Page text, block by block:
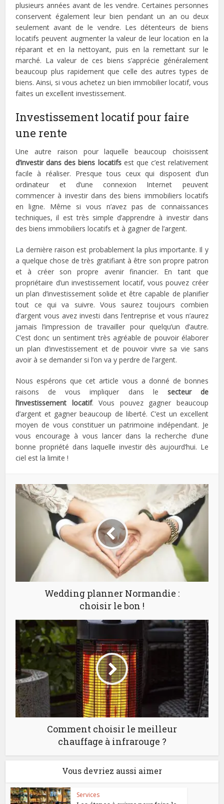
plusieurs années avant de les vendre. Certaines personnes
conservent également leur bien pendant un an ou deux
seulement avant de le vendre. Les détenteurs de biens
locatifs peuvent augmenter la valeur de leur location en la
réparant et en la nettoyant, puis en la remettant sur le
marché. La valeur de ces biens s’apprécie généralement
beaucoup plus rapidement que celle des autres types de
biens. Ainsi, si vous achetez un bien immobilier locatif, vous
faites un excellent investissement.
Investissement locatif pour faire
une rente
Une autre raison pour laquelle beaucoup choisissent
d’investir dans des biens locatifsest que c’est relativement
facile à réaliser. Presque tous ceux qui disposent d’un
ordinateur et d’une connexion Internet peuvent
commencer à investir dans des biens immobiliers locatifs
en ligne. Même si vous n’avez pas de connaissances
techniques, il est très simple d’apprendre à investir dans
des biens immobiliers locatifs et à gagner de l’argent.
La dernière raison est probablement la plus importante. Il y
a quelque chose de très gratifiant à être son propre patron
et à créer son propre avenir financier. En tant que
propriétaire d’un investissement locatif, vous pouvez créer
un plan d’investissement solide et être capable de planifier
tout ce qui va suivre. Vous saurez toujours combien
d’argent vous avez investi dans l’entreprise et vous n’aurez
jamais l’impression de travailler pour quelqu’un d’autre.
C’est donc un sentiment très agréable de pouvoir élaborer
un plan d’investissement et de pouvoir vivre sa vie sans
avoir à se demander si l’on va y perdre de l’argent.
Nous espérons que cet article vous a donné de bonnes
raisons de vous impliquer dans le secteur de
l’investissement locatif. Vous pouvez gagner beaucoup
d’argent et gagner beaucoup de liberté. C’est un excellent
moyen de vous constituer un patrimoine indépendant. Je
vous encourage à vous lancer dans la recherche d’une
bonne propriété dans laquelle investir dès aujourd’hui. Le
ciel est la limite !
Wedding planner Normandie :
choisir le bon !
Comment choisir le meilleur
chauffage à infrarouge ?
Vous devriez aussi aimer
Services